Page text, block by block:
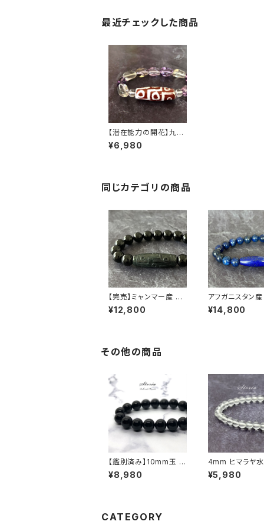
最近チェックした商品
【潜在能力の開花】九眼
天珠×水晶×アメトリン
ブレスレット
¥6,980
同じカテゴリの商品
【完売】ミャンマー産 黒
翡翠天珠 × チベット産
モリオン ブレスレット
¥12,800
アフガニスタン
ラズリ 天珠ブレ
¥14,800
その他の商品
【鑑別済み】10mm玉 チ
ベット産モリオン（黒水
晶/ケアンゴーム）ブレス
¥8,980
4mm ヒマラヤ水
カルドゥ産）ブレ
¥5,980
CATEGORY